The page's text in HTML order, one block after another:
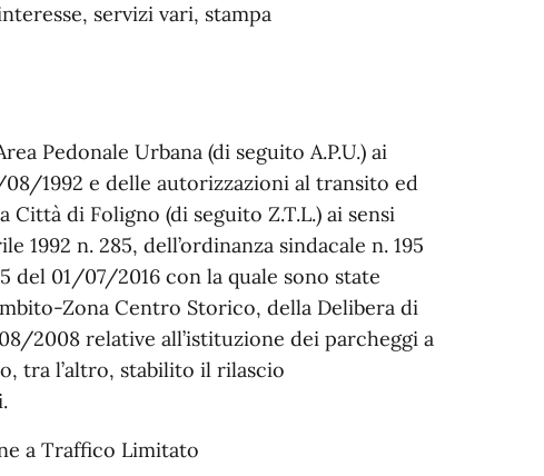
servizi vari, stampa
Pedonale Urbana (di seguito A.P.U.) ai
08/1992 e delle autorizzazioni al transito ed
di Foligno (di seguito Z.T.L.) ai sensi
1992 n. 285, dell’ordinanza sindacale n. 195
del 01/07/2016 con la quale sono state
Zona Centro Storico, della Delibera di
2008 relative all’istituzione dei parcheggi a
tra l’altro, stabilito il rilascio
a Traffico Limitato